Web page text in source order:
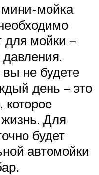
мини-мойка
для мойки –
давления.
не будете
день – это
которое
Для
будет
автомойки